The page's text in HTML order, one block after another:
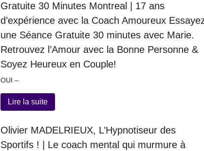
Gratuite 30 Minutes Montreal | 17 ans
d’expérience avec la Coach Amoureux
une Séance Gratuite 30 minutes avec Marie.
Retrouvez l’Amour avec la Bonne Personne &
Soyez Heureux en Couple!
OUI –
Lire la suite
Olivier MADELRIEUX, L’Hypnotiseur des
Sportifs ! | Le coach mental qui murmure à